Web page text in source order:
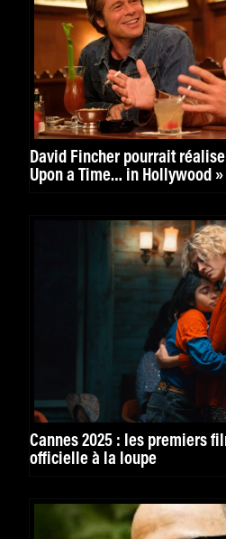
David Fincher pourrait
Upon a Time… in Hollywood »
Cannes 2025 : les premiers
officielle à la loupe